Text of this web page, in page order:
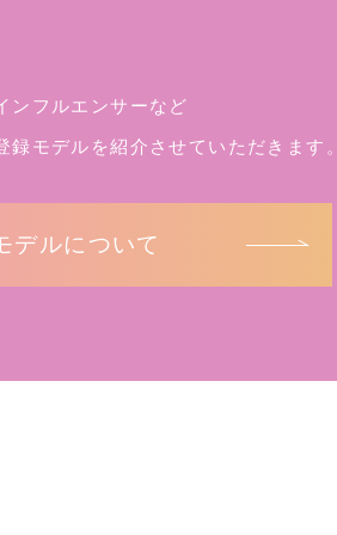
ンフルエンサーなど
録モデルを紹介させていただきます。
デルについて